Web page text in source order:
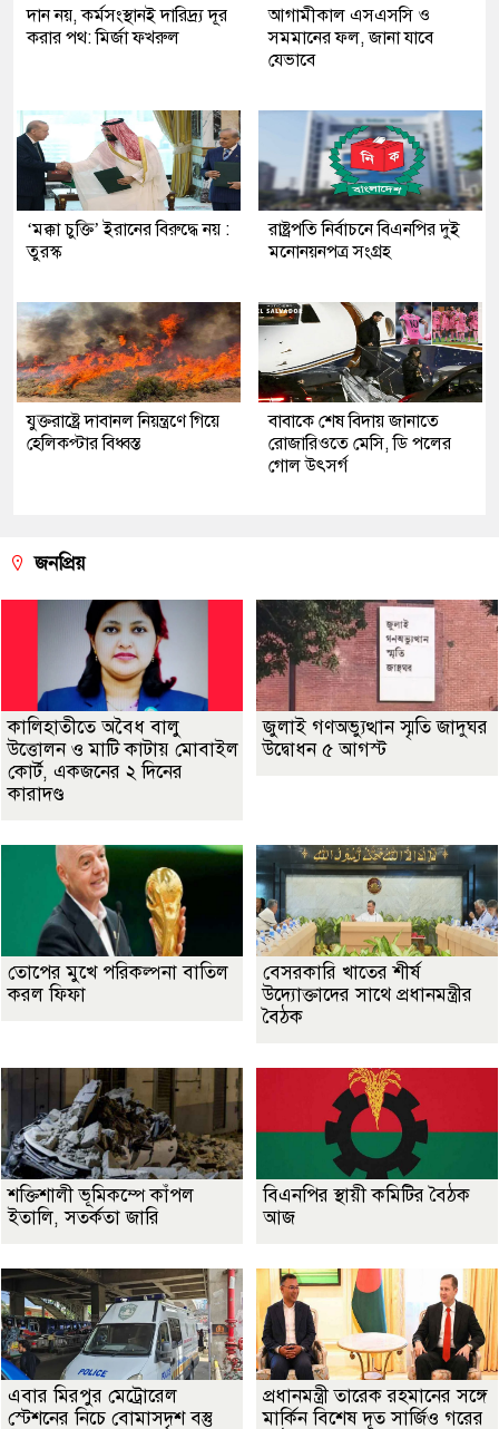
দান নয়, কর্মসংস্থানই দারিদ্র্য দূর
করার পথ: মির্জা ফখরুল
আগামীকাল এসএসসি ও
সমমানের ফল, জানা যাবে
যেভাবে
‘মক্কা চুক্তি’ ইরানের বিরুদ্ধে নয় :
তুরস্ক
রাষ্ট্রপতি নির্বাচনে বিএনপির দুই
মনোনয়নপত্র সংগ্রহ
যুক্তরাষ্ট্রে দাবানল নিয়ন্ত্রণে গিয়ে
হেলিকপ্টার বিধ্বস্ত
বাবাকে শেষ বিদায় জানাতে
রোজারিওতে মেসি, ডি পলের
গোল উৎসর্গ
জনপ্রিয়
কালিহাতীতে অবৈধ বালু
উত্তোলন ও মাটি কাটায় মোবাইল
কোর্ট, একজনের ২ দিনের
কারাদণ্ড
জুলাই গণঅভ্যুত্থান স্মৃতি জাদুঘর
উদ্বোধন ৫ আগস্ট
তোপের মুখে পরিকল্পনা বাতিল
করল ফিফা
বেসরকারি খাতের শীর্ষ
উদ্যোক্তাদের সাথে প্রধানমন্ত্রীর
বৈঠক
শক্তিশালী ভূমিকম্পে কাঁপল
ইতালি, সতর্কতা জারি
বিএনপির স্থায়ী কমিটির বৈঠক
আজ
এবার মিরপুর মেট্রোরেল
স্টেশনের নিচে বোমাসদৃশ বস্তু
প্রধানমন্ত্রী তারেক রহমানের সঙ্গে
মার্কিন বিশেষ দূত সার্জিও গরের